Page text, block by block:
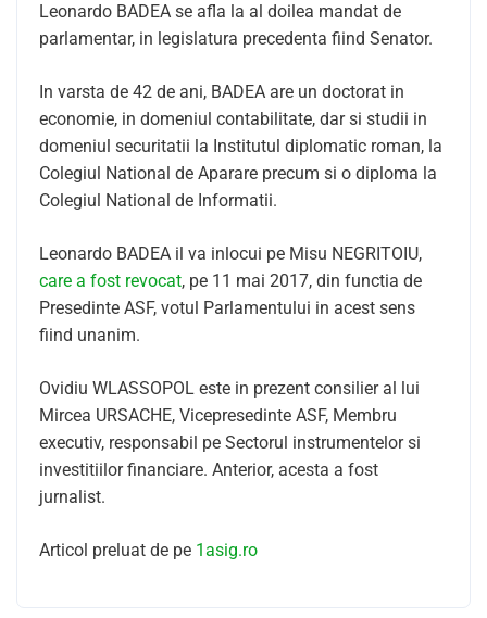
Leonardo BADEA se afla la al doilea mandat de
parlamentar, in legislatura precedenta fiind Senator.
In varsta de 42 de ani, BADEA are un doctorat in
economie, in domeniul contabilitate, dar si studii in
domeniul securitatii la Institutul diplomatic roman, la
Colegiul National de Aparare precum si o diploma la
Colegiul National de Informatii.
Leonardo BADEA il va inlocui pe Misu NEGRITOIU,
care a fost revocat, pe 11 mai 2017, din functia de
Presedinte ASF, votul Parlamentului in acest sens
fiind unanim.
Ovidiu WLASSOPOL este in prezent consilier al lui
Mircea URSACHE, Vicepresedinte ASF, Membru
executiv, responsabil pe Sectorul instrumentelor si
investitiilor financiare. Anterior, acesta a fost
jurnalist.
Articol preluat de pe 1asig.ro